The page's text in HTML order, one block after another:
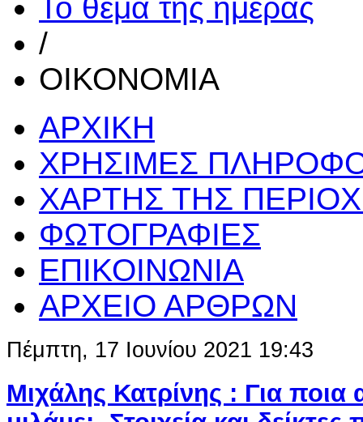
Το θέμα της ημέρας
/
ΟΙΚΟΝΟΜΙΑ
ΑΡΧΙΚΗ
ΧΡΗΣΙΜΕΣ
ΧΑΡΤΗΣ ΤΗΣ
ΦΩΤΟΓΡΑΦΙΕΣ
ΕΠΙΚΟΙΝΩΝΙΑ
ΑΡΧΕΙΟ ΑΡΘΡΩΝ
Πέμπτη, 17 Ιουνίου 2021 19:43
Μιχάλης Κατρίνης : Για ποια